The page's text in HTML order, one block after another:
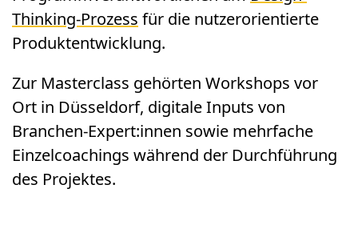
Thinking-Prozess für die nutzerorientierte
Produktentwicklung.
Zur Masterclass gehörten Workshops vor
Ort in Düsseldorf, digitale Inputs von
Branchen-Expert:innen sowie mehrfache
Einzelcoachings während der Durchführung
des Projektes.